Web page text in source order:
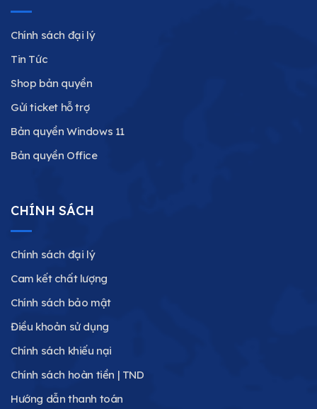
Chính sách đại lý
Tin Tức
Shop bản quyền
Gửi ticket hỗ trợ
Bản quyền Windows 11
Bản quyền Office
CHÍNH SÁCH
Chính sách đại lý
Cam kết chất lượng
Chính sách bảo mật
Điều khoản sử dụng
Chính sách khiếu nại
Chính sách hoàn tiền | TND
Hướng dẫn thanh toán